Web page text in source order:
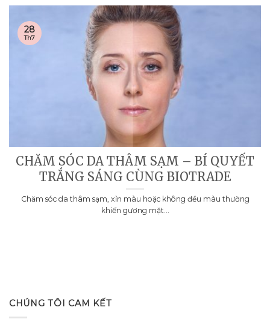
CHĂM SÓC DA THÂM SẠM – BÍ QUYẾT
TRẮNG SÁNG CÙNG BIOTRADE
Chăm sóc da thâm sạm, xỉn màu hoặc không đều màu thường
khiến gương mặt...
28
Th7
CHÚNG TÔI CAM KẾT